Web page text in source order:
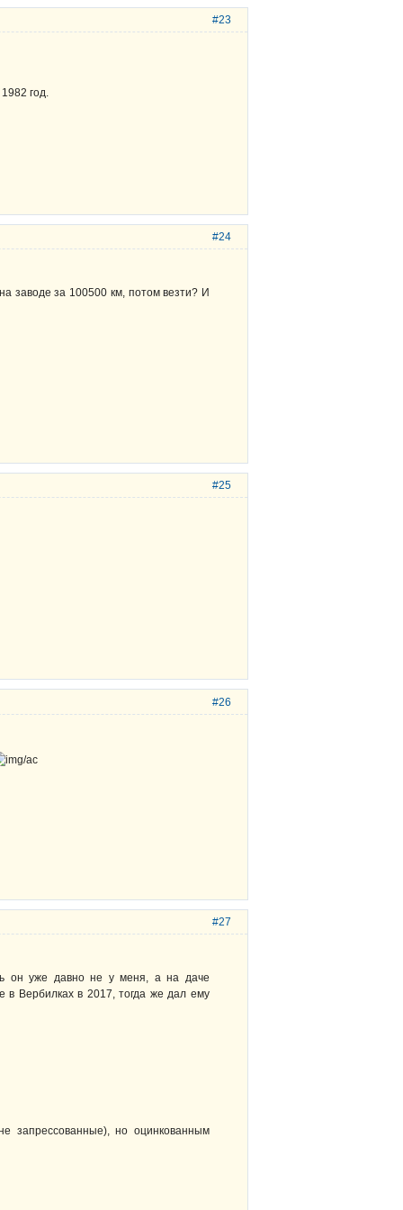
#23
год.
#24
заводе за 100500 км, потом везти? И
#25
#26
#27
он уже давно не у меня, а на даче
в Вербилках в 2017, тогда же дал ему
запрессованные), но оцинкованным